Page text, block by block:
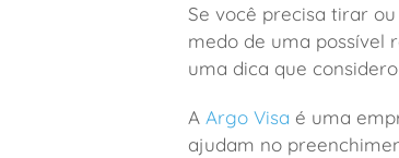
Se você precisa tirar
medo de uma possível
uma dica que
A Argo Visa é uma
ajudam no